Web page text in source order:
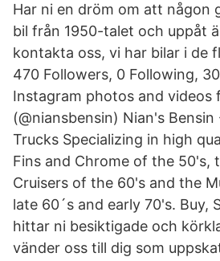
Har ni en dröm om att någon
bil från 1950-talet och uppåt
kontakta oss, vi har bilar i de
470 Followers, 0 Following,
Instagram photos and videos
(@niansbensin) Nian's Bensin
Trucks Specializing in high
Fins and Chrome of the 50's,
Cruisers of the 60's and the
late 60´s and early 70's. Buy,
hittar ni besiktigade och
vänder oss till dig som